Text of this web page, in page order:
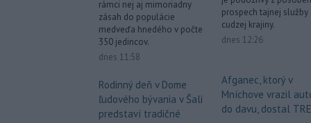
rámci nej aj mimoriadny
zásah do populácie
medveďa hnedého v počte
350 jedincov.
dnes 11:58
Rodinný deň v Dome
ľudového bývania v Šali
predstaví tradičné
prospech tajnej služby
cudzej krajiny.
dnes 12:26
Afganec, ktorý v
Mníchove vrazil
do davu, dostal